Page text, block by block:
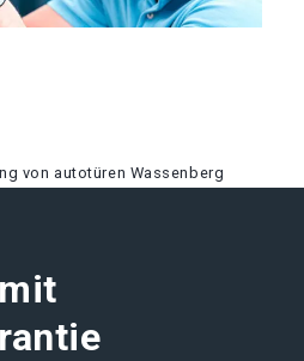
von autotüren Wassenberg